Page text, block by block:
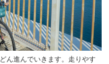
ん進んでいきます。走りやす